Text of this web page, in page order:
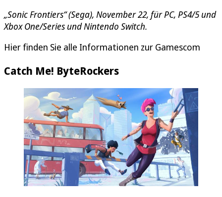
„Sonic Frontiers“ (Sega), November 22, für PC, PS4/5 und
Xbox One/Series und Nintendo Switch.
Hier finden Sie alle Informationen zur Gamescom
Catch Me! ByteRockers